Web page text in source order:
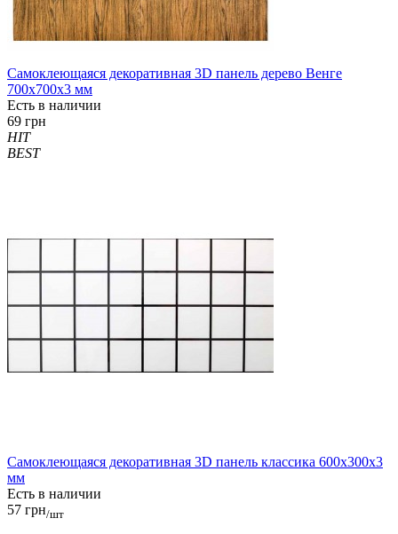
Самоклеющаяся декоративная 3D панель дерево Венге
700x700x3 мм
Есть в наличии
69 грн
HIT
BEST
Самоклеющаяся декоративная 3D панель классика 600x300x3
мм
Есть в наличии
57 грн/шт